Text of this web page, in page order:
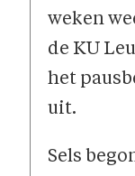
weken
de KU
het
uit.
Sels